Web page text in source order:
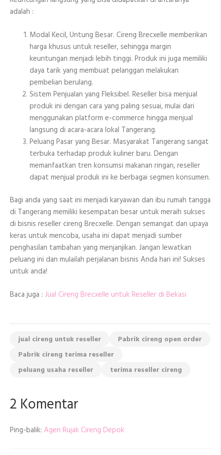
adalah :
Modal Kecil, Untung Besar. Cireng Brecxelle memberikan
harga khusus untuk reseller, sehingga margin
keuntungan menjadi lebih tinggi. Produk ini juga memiliki
daya tarik yang membuat pelanggan melakukan
pembelian berulang.
Sistem Penjualan yang Fleksibel. Reseller bisa menjual
produk ini dengan cara yang paling sesuai, mulai dari
menggunakan platform e-commerce hingga menjual
langsung di acara-acara lokal Tangerang.
Peluang Pasar yang Besar. Masyarakat Tangerang sangat
terbuka terhadap produk kuliner baru. Dengan
memanfaatkan tren konsumsi makanan ringan, reseller
dapat menjual produk ini ke berbagai segmen konsumen.
Bagi anda yang saat ini menjadi karyawan dan ibu rumah tangga
di Tangerang memiliki kesempatan besar untuk meraih sukses
di bisnis reseller cireng Brecxelle. Dengan semangat dan upaya
keras untuk mencoba, usaha ini dapat menjadi sumber
penghasilan tambahan yang menjanjikan. Jangan lewatkan
peluang ini dan mulailah perjalanan bisnis Anda hari ini! Sukses
untuk anda!
Baca juga : Jual Cireng Brecxelle untuk Reseller di Bekasi
jual cireng untuk reseller
Pabrik cireng open order
Pabrik cireng terima reseller
peluang usaha reseller
terima reseller cireng
2 Komentar
Ping-balik: Agen Rujak Cireng Depok